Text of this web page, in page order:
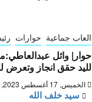
العاب جماعية حوارات
حوار| وائل
لليد حقق انجاز وتعرض
الخميس, 17 أغسطس 2023, 3:10 م
سيد خلف الله